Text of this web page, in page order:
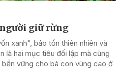
giữ rừng
xanh", bảo tồn thiên nhiên và
là hai mục tiêu đối lập mà cùng
vững cho bà con vùng cao ở